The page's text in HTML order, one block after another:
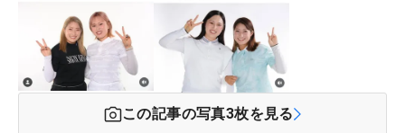
この記事の写真3枚を見る